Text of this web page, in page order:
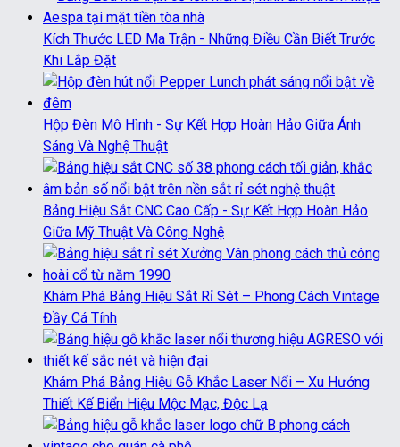
Kích Thước LED Ma Trận - Những Điều Cần Biết Trước
Khi Lắp Đặt
Hộp Đèn Mô Hình - Sự Kết Hợp Hoàn Hảo Giữa Ánh
Sáng Và Nghệ Thuật
Bảng Hiệu Sắt CNC Cao Cấp - Sự Kết Hợp Hoàn Hảo
Giữa Mỹ Thuật Và Công Nghệ
Khám Phá Bảng Hiệu Sắt Rỉ Sét – Phong Cách Vintage
Đầy Cá Tính
Khám Phá Bảng Hiệu Gỗ Khắc Laser Nổi – Xu Hướng
Thiết Kế Biển Hiệu Mộc Mạc, Độc Lạ